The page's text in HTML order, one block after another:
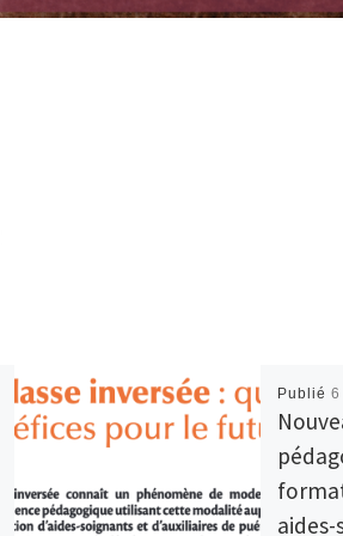
Publié 6